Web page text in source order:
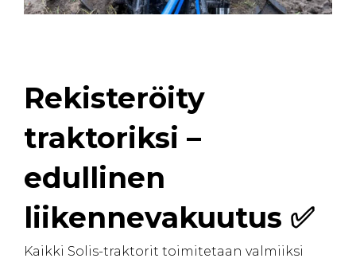
Rekisteröity
traktoriksi –
edullinen
liikennevakuutus ✅
Kaikki Solis-traktorit toimitetaan valmiiksi